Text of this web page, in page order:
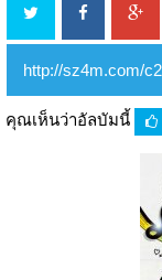
คุณเห็นว่าอัลบัมนี้